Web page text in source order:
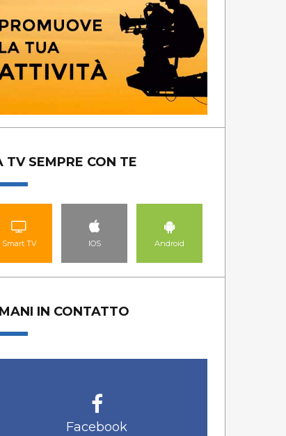
TV SEMPRE CON TE
Smart TV IOS Android
IN CONTATTO
Facebook